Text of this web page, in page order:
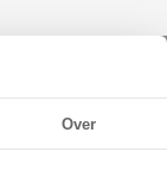
Over